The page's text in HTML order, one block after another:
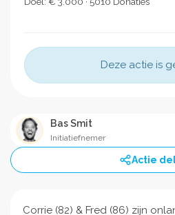
Deze actie is
Bas Smit
Initiatiefnemer
Actie
Corrie (82) & Fred (86) zijn